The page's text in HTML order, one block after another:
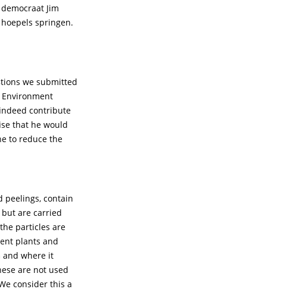
Jim
springen.
we submitted
contribute
that he would
to reduce the
peelings, contain
are carried
particles are
plants and
and where it
are not used
consider this a